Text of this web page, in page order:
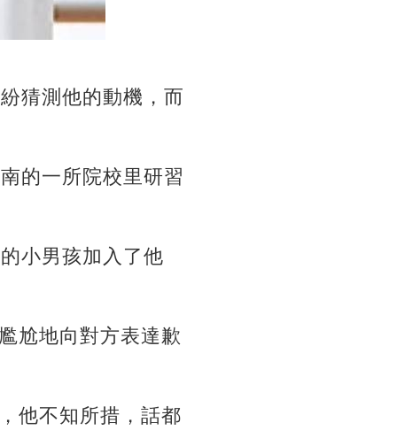
猜測他的動機，而
的一所院校里研習
小男孩加入了他
尬地向對方表達歉
他不知所措，話都